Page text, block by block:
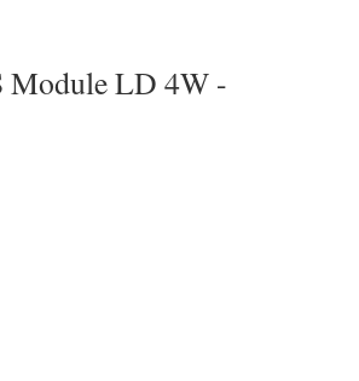
Module LD 4W -